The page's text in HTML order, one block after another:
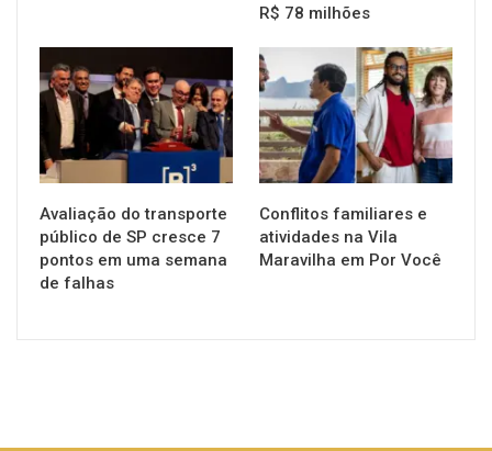
R$ 78 milhões
NOTÍCIAS
Avaliação do transporte
público de SP cresce 7
pontos em uma semana
de falhas
NOTÍCIAS
Conflitos familiares e
atividades na Vila
Maravilha em Por Você